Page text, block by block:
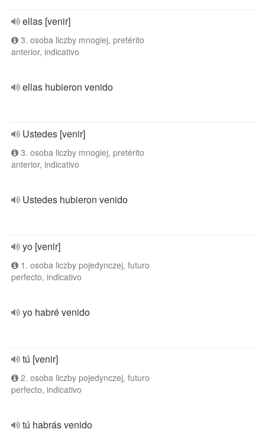
ellas [venir]
3. osoba liczby mnogiej, pretérito
anterior, indicativo
ellas hubieron venido
Ustedes [venir]
3. osoba liczby mnogiej, pretérito
anterior, indicativo
Ustedes hubieron venido
yo [venir]
1. osoba liczby pojedynczej, futuro
perfecto, indicativo
yo habré venido
tú [venir]
2. osoba liczby pojedynczej, futuro
perfecto, indicativo
tú habrás venido